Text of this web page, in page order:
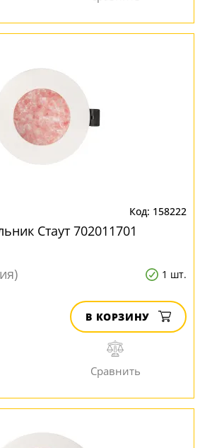
158222
Стаут 702011701
1 шт.
В КОРЗИНУ